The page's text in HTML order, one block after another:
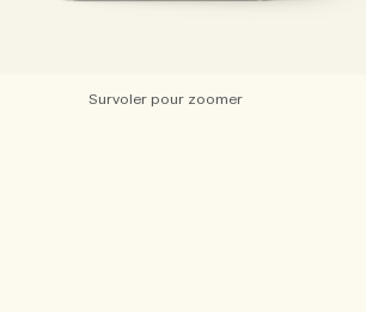
Survoler pour zoomer